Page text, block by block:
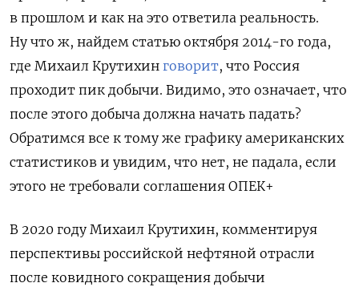
в прошлом и как на это ответила реальность.
Ну что ж, найдем статью октября 2014-го года,
где Михаил Крутихин говорит, что Россия
проходит пик добычи. Видимо, это означает, что
после этого добыча должна начать падать?
Обратимся все к тому же графику американских
статистиков и увидим, что нет, не падала, если
этого не требовали соглашения ОПЕК+
В 2020 году Михаил Крутихин, комментируя
перспективы российской нефтяной отрасли
после ковидного сокращения добычи